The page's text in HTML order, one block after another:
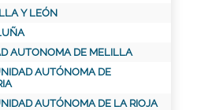
Y LEÓN
AUTONOMA DE MELILLA
AUTÓNOMA DE
AUTÓNOMA DE LA RIOJA